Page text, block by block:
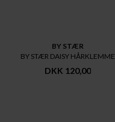
BY STÆR
BY STÆR DAISY HÅRKLEMME
DKK 120,00